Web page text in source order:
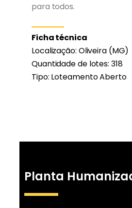
para todos.
Ficha técnica
Localização: Oliveira (MG)
Quantidade de lotes: 318
Tipo: Loteamento Aberto
Planta